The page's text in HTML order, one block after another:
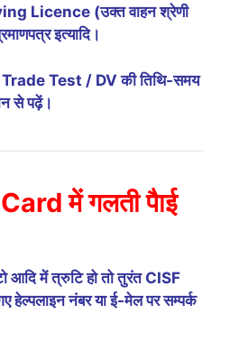
Licence (उक्त वाहन श्रेणी
इत्यादि।
Test / DV की तिथि-समय
से पढ़ें।
में गलती पैाई
आदि में त्रुटि हो तो तुरंत CISF
गए हेल्पलाइन नंबर या ई-मेल पर सम्पर्क